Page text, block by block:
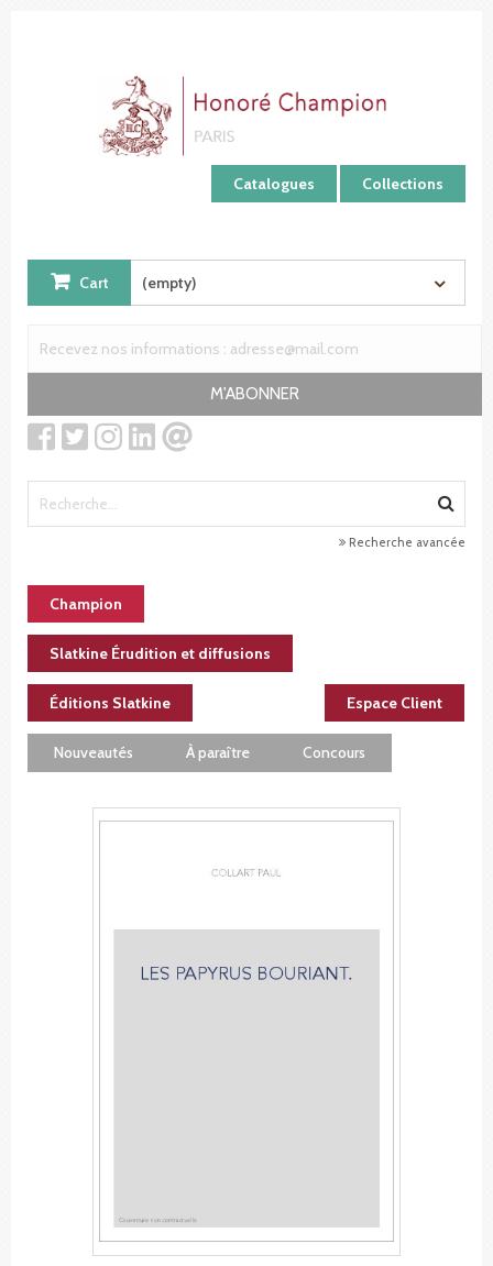
Catalogues Collections
Cart (empty)
M'ABONNER
Recherche avancée
Champion
Slatkine Érudition et diffusions
Éditions Slatkine Espace Client
Nouveautés À paraître Concours